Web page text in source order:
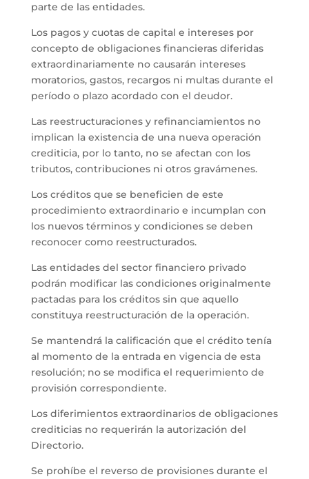
parte de las entidades.
Los pagos y cuotas de capital e intereses por
concepto de obligaciones financieras diferidas
extraordinariamente no causarán intereses
moratorios, gastos, recargos ni multas durante el
período o plazo acordado con el deudor.
Las reestructuraciones y refinanciamientos no
implican la existencia de una nueva operación
crediticia, por lo tanto, no se afectan con los
tributos, contribuciones ni otros gravámenes.
Los créditos que se beneficien de este
procedimiento extraordinario e incumplan con
los nuevos términos y condiciones se deben
reconocer como reestructurados.
Las entidades del sector financiero privado
podrán modificar las condiciones originalmente
pactadas para los créditos sin que aquello
constituya reestructuración de la operación.
Se mantendrá la calificación que el crédito tenía
al momento de la entrada en vigencia de esta
resolución; no se modifica el requerimiento de
provisión correspondiente.
Los diferimientos extraordinarios de obligaciones
crediticias no requerirán la autorización del
Directorio.
Se prohíbe el reverso de provisiones durante el